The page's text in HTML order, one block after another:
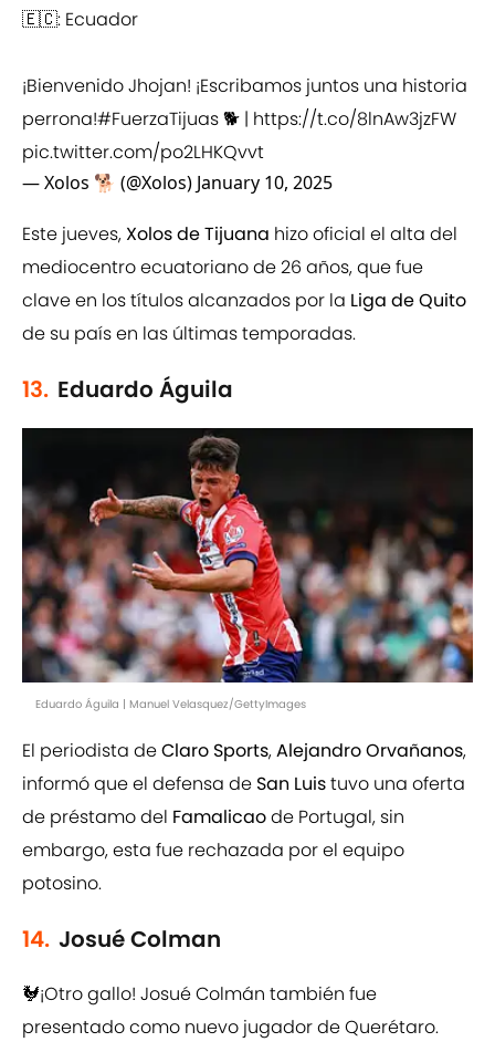
🇪🇨: Ecuador
¡Bienvenido Jhojan! ¡Escribamos juntos una historia
perrona!#FuerzaTijuas🐕 | https://t.co/8lnAw3jzFW
pic.twitter.com/po2LHKQvvt
— Xolos 🐕 (@Xolos) January 10, 2025
Este jueves, Xolos de Tijuana hizo oficial el alta del
mediocentro ecuatoriano de 26 años, que fue
clave en los títulos alcanzados por la Liga de Quito
de su país en las últimas temporadas.
13. Eduardo Águila
Eduardo Águila | Manuel Velasquez/GettyImages
El periodista deClaro Sports,Alejandro Orvañanos,
informó que el defensa de San Luistuvo una oferta
de préstamo del Famalicaode Portugal, sin
embargo, esta fue rechazada por el equipo
potosino.
14. Josué Colman
🐓¡Otro gallo! Josué Colmán también fue
presentado como nuevo jugador de Querétaro.